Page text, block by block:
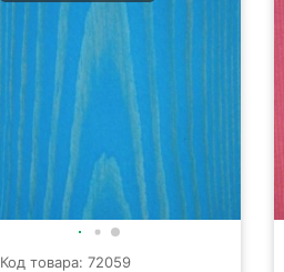
Код товара: 72059